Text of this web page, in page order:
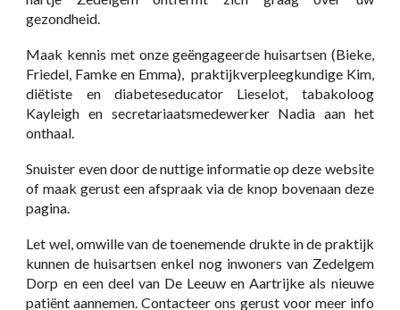
gezondheid.
Maak kennis met onze geëngageerde huisartsen (Bieke,
Friedel, Famke en Emma), praktijkverpleegkundige Kim,
diëtiste en diabeteseducator Lieselot, tabakoloog
Kayleigh en secretariaatsmedewerker Nadia aan het
onthaal.
Snuister even door de nuttige informatie op deze website
of maak gerust een afspraak via de knop bovenaan deze
pagina.
Let wel, omwille van de toenemende drukte in de praktijk
kunnen de huisartsen enkel nog inwoners van Zedelgem
Dorp en een deel van De Leeuw en Aartrijke als nieuwe
patiënt aannemen. Contacteer ons gerust voor meer info